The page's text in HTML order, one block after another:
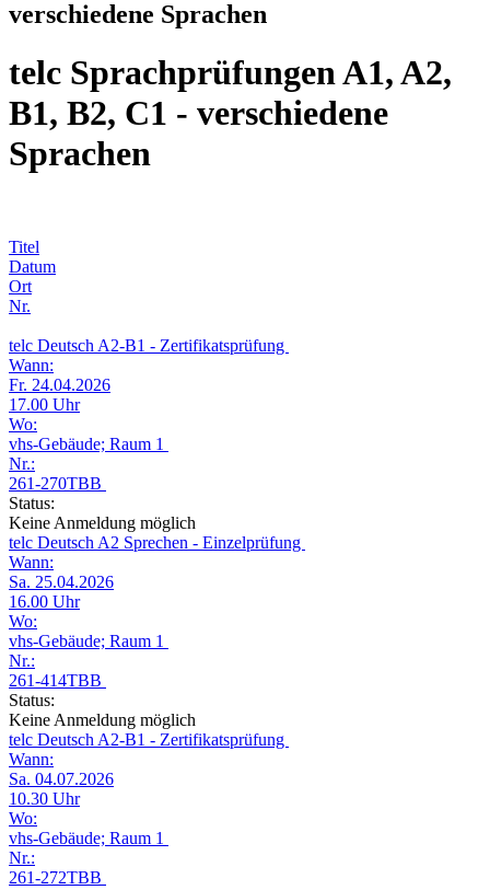
verschiedene Sprachen
telc Sprachprüfungen A1, A2,
B1, B2, C1 - verschiedene
Sprachen
Titel
Datum
Ort
Nr.
telc Deutsch A2-B1 - Zertifikatsprüfung
Wann:
Fr. 24.04.2026
17.00 Uhr
Wo:
vhs-Gebäude; Raum 1
Nr.:
261-270TBB
Status:
Keine Anmeldung möglich
telc Deutsch A2 Sprechen - Einzelprüfung
Wann:
Sa. 25.04.2026
16.00 Uhr
Wo:
vhs-Gebäude; Raum 1
Nr.:
261-414TBB
Status:
Keine Anmeldung möglich
telc Deutsch A2-B1 - Zertifikatsprüfung
Wann:
Sa. 04.07.2026
10.30 Uhr
Wo:
vhs-Gebäude; Raum 1
Nr.:
261-272TBB